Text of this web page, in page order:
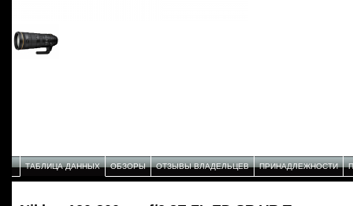
ТАБЛИЦА ДАННЫХ ОБЗОРЫ ОТЗЫВЫ ВЛАДЕЛЬЦЕВ ПРИНАДЛЕЖНОСТИ